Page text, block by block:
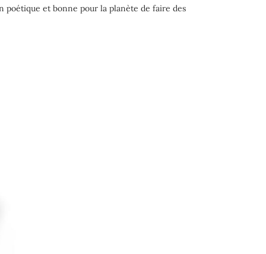
et bonne pour la planète de faire des